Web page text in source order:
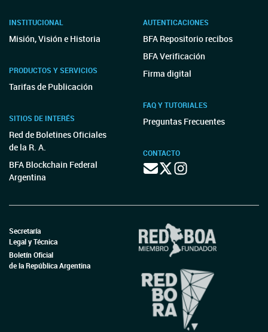
INSTITUCIONAL
Misión, Visión e Historia
PRODUCTOS Y SERVICIOS
Tarifas de Publicación
SITIOS DE INTERÉS
Red de Boletines Oficiales
de la R. A.
BFA Blockchain Federal
Argentina
AUTENTICACIONES
BFA Repositorio recibos
BFA Verificación
Firma digital
FAQ Y TUTORIALES
Preguntas Frecuentes
CONTACTO
Secretaría
Legal y Técnica
Boletín Oficial
de la República Argentina